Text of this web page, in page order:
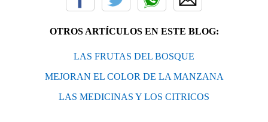
OTROS ARTÍCULOS EN ESTE BLOG:
LAS FRUTAS DEL BOSQUE
MEJORAN EL COLOR DE LA MANZANA
LAS MEDICINAS Y LOS CITRICOS